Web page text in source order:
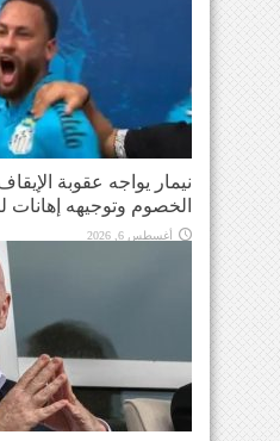
نيمار يواجه عقوبة
الخصوم وتوجيهه إهانات
أغسطس 6, 2026